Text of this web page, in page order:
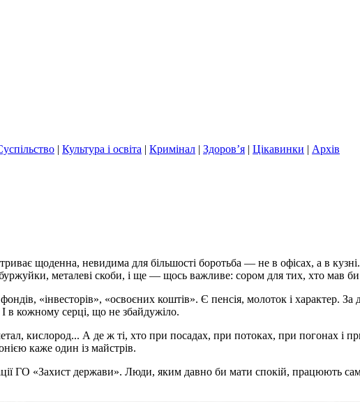
| Культура і освіта | Кримінал | Здоров’я | Цікавинки | Архів
щоденна, невидима для більшості боротьба — не в офісах, а в
металеві скоби, і ще — щось важливе: сором для тих, хто мав
«інвесторів», «освоєних коштів». Є пенсія, молоток і характер.
в кожному серці, що не збайдужіло.
кислород... А де ж ті, хто при посадах, при потоках, при погонах і
каже один із майстрів.
ГО «Захист держави». Люди, яким давно би мати спокій, працюють